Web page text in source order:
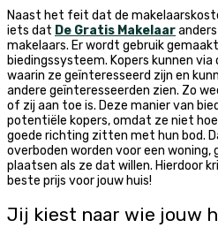
Naast het feit dat de
iets dat De Gratis Makelaar
makelaars. Er wordt gebruik
biedingssysteem. Kopers kunnen
waarin ze geïnteresseerd zijn en
andere geïnteresseerden zien. Zo
of zij aan toe is. Deze manier van
potentiële kopers, omdat ze niet
goede richting zitten met hun bod.
overboden worden voor een woning,
plaatsen als ze dat willen. Hierdoor
beste prijs voor jouw huis!
Jij kiest naar wie jouw